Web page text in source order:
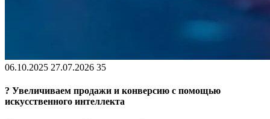
06.10.2025 27.07.2026 35
? Увеличиваем продажи и конверсию с помощью
искусственного интеллекта